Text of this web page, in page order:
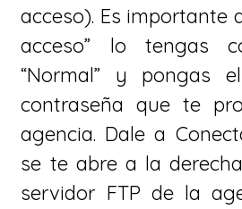
acceso). Es importante
acceso” lo tengas
“Normal” y pongas
contraseña que te
agencia. Dale a
se te abre a la
servidor FTP de la